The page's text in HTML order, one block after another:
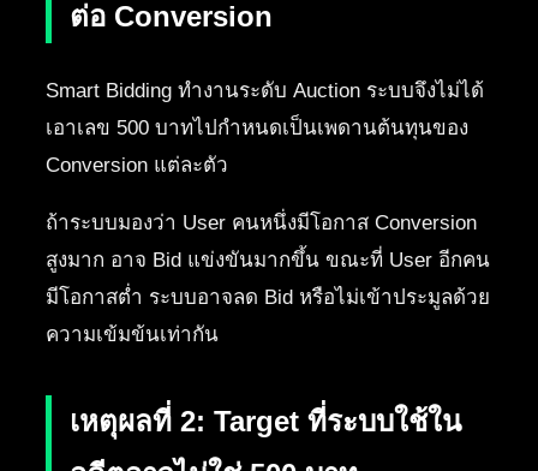
ต่อ Conversion
Smart Bidding ทำงานระดับ Auction ระบบจึงไม่ได้
เอาเลข 500 บาทไปกำหนดเป็นเพดานต้นทุนของ
Conversion แต่ละตัว
ถ้าระบบมองว่า User คนหนึ่งมีโอกาส Conversion
สูงมาก อาจ Bid แข่งขันมากขึ้น ขณะที่ User อีกคน
มีโอกาสต่ำ ระบบอาจลด Bid หรือไม่เข้าประมูลด้วย
ความเข้มข้นเท่ากัน
เหตุผลที่ 2: Target ที่ระบบใช้ใน